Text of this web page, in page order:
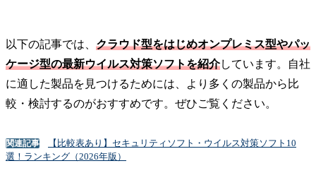
以下の記事では、 クラウド型をはじめオンプレミス型やパッ
ケージ型の最新ウイルス対策ソフトを紹介しています。自社
に適した製品を見つけるためには、より多くの製品から比
較・検討するのがおすすめです。ぜひご覧ください。
関連記事
【比較表あり】セキュリティソフト・ウイルス対策ソフト10
選！ランキング（2026年版）